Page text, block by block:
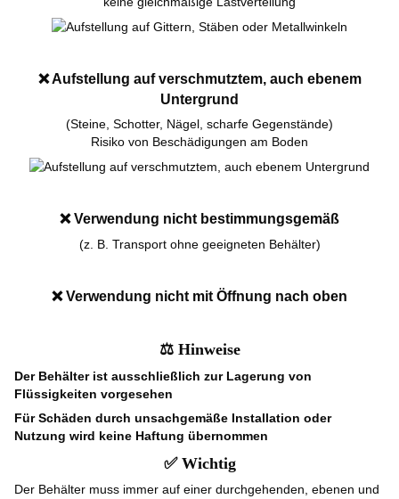
❌Aufstellung auf verschmutztem, auch ebenem
Untergrund
(Steine, Schotter, Nägel, scharfe Gegenstände)
Risiko von Beschädigungen am Boden
❌Verwendung nicht bestimmungsgemäß
(z. B. Transport ohne geeigneten Behälter)
❌Verwendung nicht mit Öffnung nach oben
⚖️Hinweise
Der Behälter ist ausschließlich zur Lagerung von
Flüssigkeiten vorgesehen
Für Schäden durch unsachgemäße Installation oder
Nutzung wird keine Haftung übernommen
✅Wichtig
Der Behälter muss immer auf einer durchgehenden, ebenen und